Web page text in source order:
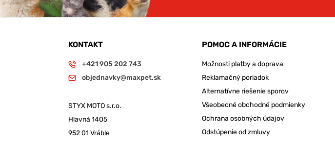
KONTAKT
+421 905 202 743
objednavky@maxpet.sk
STYX MOTO s.r.o.
Hlavná 1405
952 01 Vráble
POMOC A INFORMÁCIE
Možnosti platby a doprava
Reklamačný poriadok
Alternatívne riešenie sporov
Všeobecné obchodné podmienky
Ochrana osobných údajov
Odstúpenie od zmluvy